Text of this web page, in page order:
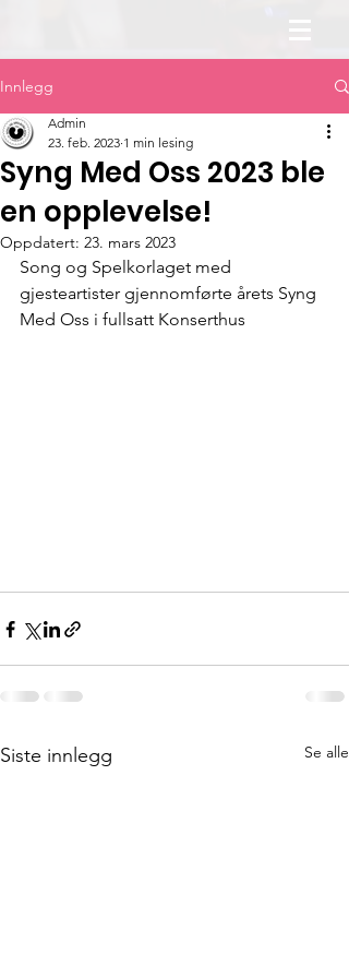
Innlegg
Syng Med Oss 2023 ble
en opplevelse!
Admin
23. feb. 2023 1 min lesing
Oppdatert: 23. mars 2023
Song og Spelkorlaget med
gjesteartister gjennomførte årets Syng
Med Oss i fullsatt Konserthus
Siste innlegg Se alle